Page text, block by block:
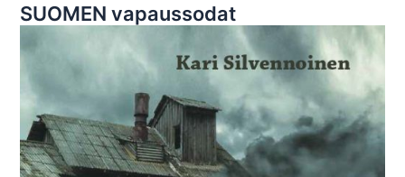
SUOMEN vapaussodat